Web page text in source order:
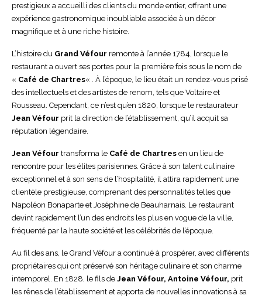
prestigieux a accueilli des clients du monde entier, offrant une
expérience gastronomique inoubliable associée à un décor
magnifique et à une riche histoire.
L’histoire du Grand Véfour remonte à l’année 1784, lorsque le
restaurant a ouvert ses portes pour la première fois sous le nom de
« Café de Chartres« . À l’époque, le lieu était un rendez-vous prisé
des intellectuels et des artistes de renom, tels que Voltaire et
Rousseau. Cependant, ce n’est qu’en 1820, lorsque le restaurateur
Jean Véfour prit la direction de l’établissement, qu’il acquit sa
réputation légendaire.
Jean Véfour transforma le Café de Chartres en un lieu de
rencontre pour les élites parisiennes. Grâce à son talent culinaire
exceptionnel et à son sens de l’hospitalité, il attira rapidement une
clientèle prestigieuse, comprenant des personnalités telles que
Napoléon Bonaparte et Joséphine de Beauharnais. Le restaurant
devint rapidement l’un des endroits les plus en vogue de la ville,
fréquenté par la haute société et les célébrités de l’époque.
Au fil des ans, le Grand Véfour a continué à prospérer, avec différents
propriétaires qui ont préservé son héritage culinaire et son charme
intemporel. En 1828, le fils de Jean Véfour, Antoine Véfour, prit
les rênes de l’établissement et apporta de nouvelles innovations à sa